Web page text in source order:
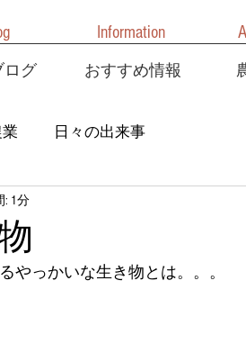
ログ おすすめ情報
Information
業 日々の出来事
: 1分
やっかいな生き物とは。。。